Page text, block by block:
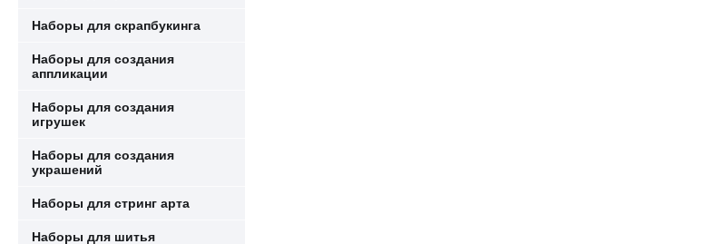
Наборы для скрапбукинга
Наборы для создания
аппликации
Наборы для создания
игрушек
Наборы для создания
украшений
Наборы для стринг арта
Наборы для шитья